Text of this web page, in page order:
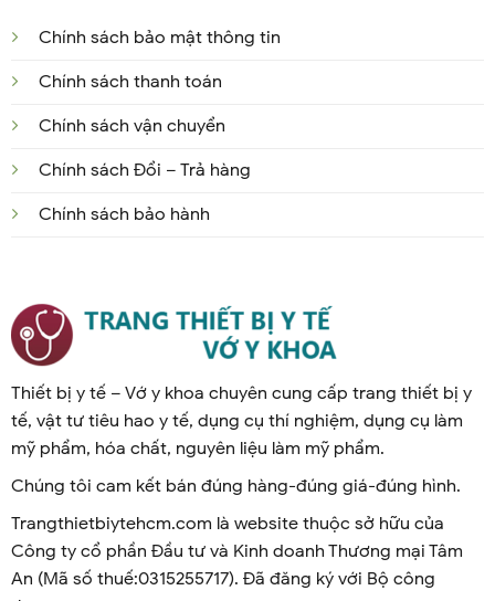
Chính sách bảo mật thông tin
Chính sách thanh toán
Chính sách vận chuyển
Chính sách Đổi – Trả hàng
Chính sách bảo hành
Thiết bị y tế – Vớ y khoa chuyên cung cấp trang thiết bị y
tế, vật tư tiêu hao y tế, dụng cụ thí nghiệm, dụng cụ làm
mỹ phẩm, hóa chất, nguyên liệu làm mỹ phẩm.
Chúng tôi cam kết bán đúng hàng-đúng giá-đúng hình.
Trangthietbiytehcm.com là website thuộc sở hữu của
Công ty cổ phần Đầu tư và Kinh doanh Thương mại Tâm
An (Mã số thuế:0315255717). Đã đăng ký với Bộ công